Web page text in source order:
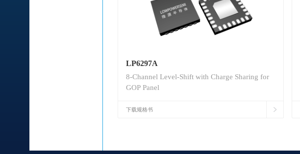
LP6297A
8-Channel Level-Shift with Charge Sharing for
GOP Panel
下载规格书